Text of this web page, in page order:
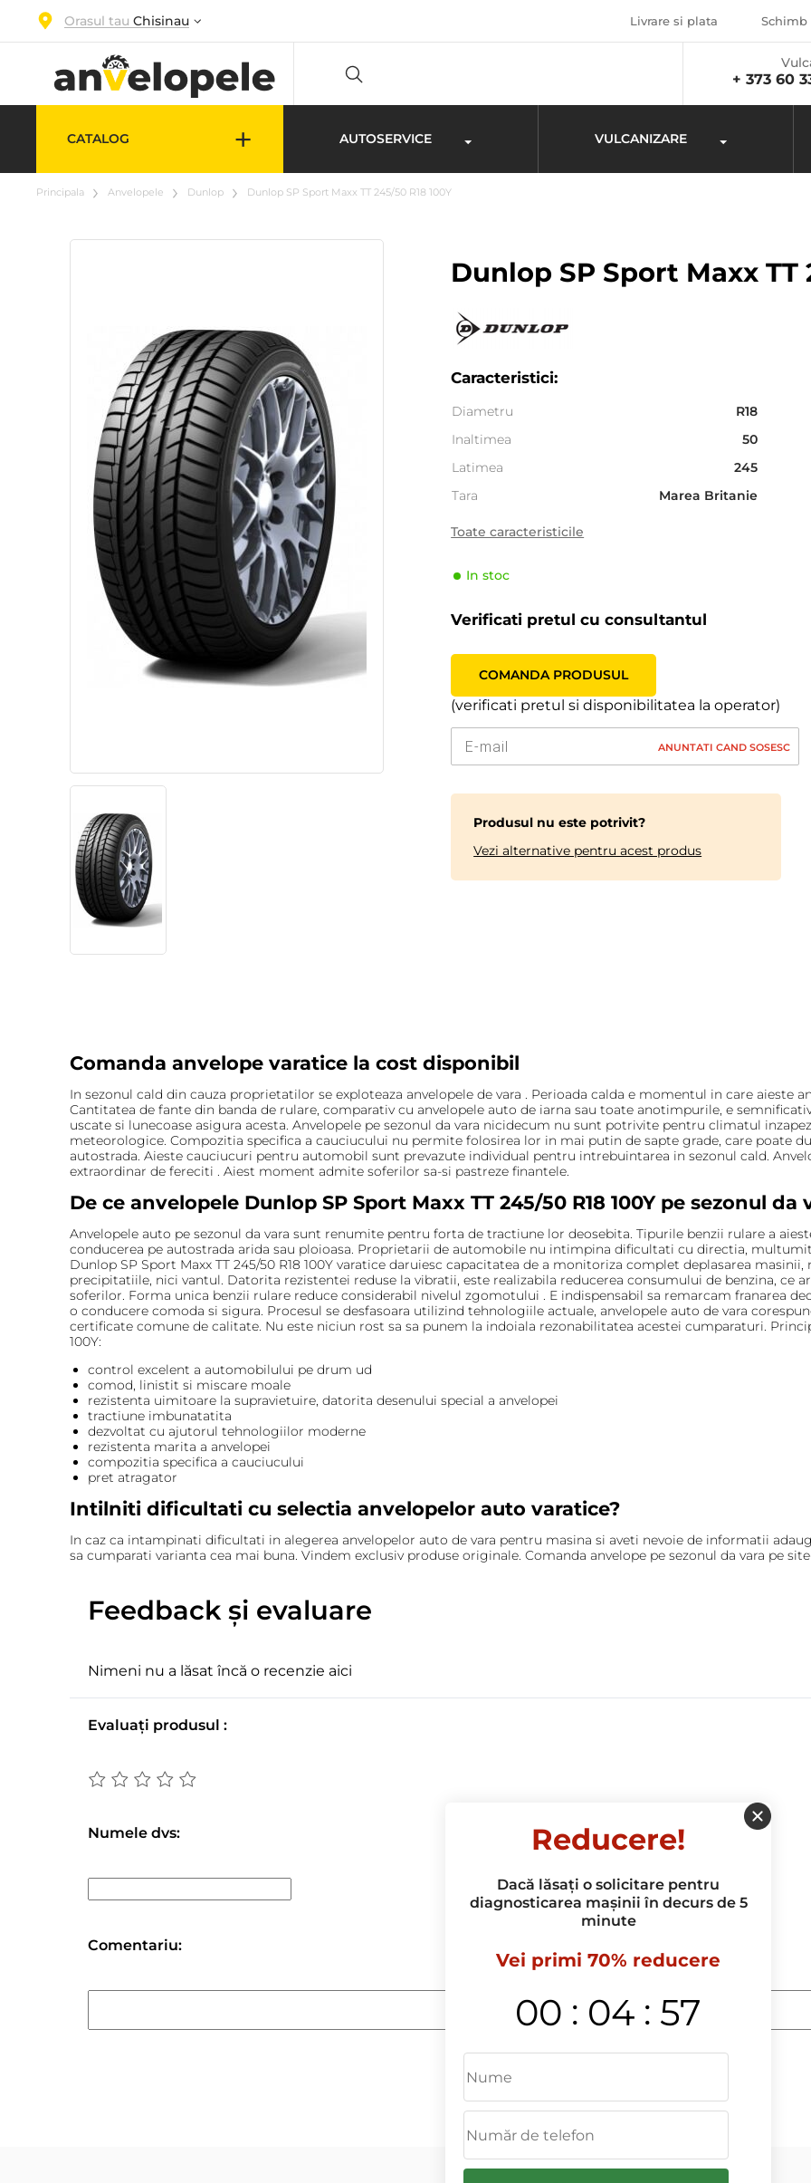
Orasul tau Chisinau Livrare si plata Schimb
+ 373 60
CATALOG + AUTOSERVICE VULCANIZARE
Principala Anvelopele Dunlop Dunlop SP Sport Maxx TT 245/50 R18 100Y
Dunlop SP Sport Maxx TT
Caracteristici:
Diametru
R18
Inaltimea
50
Latimea
245
Tara
Marea Britanie
Sezonalitate
Producator
Toate caracteristicile
In stoc
Verificati pretul cu consultantul
COMANDA PRODUSUL
(verificati pretul si disponibilitatea la operator)
ANUNTATI CAND SOSESC
Produsul nu este potrivit?
Vezi alternative pentru acest produs
Comanda anvelope varatice la cost disponibil
In sezonul cald din cauza proprietatilor se exploteaza anvelopele de vara . Perioada calda e momentul in care aieste
Cantitatea de fante din banda de rulare, comparativ cu anvelopele auto de iarna sau toate anotimpurile, e
uscate si lunecoase asigura acesta. Anvelopele pe sezonul da vara nicidecum nu sunt potrivite pentru climatul
meteorologice. Compozitia specifica a cauciucului nu permite folosirea lor in mai putin de sapte grade, care poate
autostrada. Aieste cauciucuri pentru automobil sunt prevazute individual pentru intrebuintarea in sezonul cald.
extraordinar de fereciti . Aiest moment admite soferilor sa-si pastreze finantele.
De ce anvelopele Dunlop SP Sport Maxx TT 245/50 R18 100Y pe sezonul da
Anvelopele auto pe sezonul da vara sunt renumite pentru forta de tractiune lor deosebita. Tipurile benzii rulare a
conducerea pe autostrada arida sau ploioasa. Proprietarii de automobile nu intimpina dificultati cu directia,
Dunlop SP Sport Maxx TT 245/50 R18 100Y varatice daruiesc capacitatea de a monitoriza complet deplasarea
precipitatiile, nici vantul. Datorita rezistentei reduse la vibratii, este realizabila reducerea consumului de benzina, ce
soferilor. Forma unica benzii rulare reduce considerabil nivelul zgomotului . E indispensabil sa remarcam franarea
o conducere comoda si sigura. Procesul se desfasoara utilizind tehnologiile actuale, anvelopele auto de vara
certificate comune de calitate. Nu este niciun rost sa sa punem la indoiala rezonabilitatea acestei cumparaturi.
100Y:
control excelent a automobilului pe drum ud
comod, linistit si miscare moale
rezistenta uimitoare la supravietuire, datorita desenului special a anvelopei
tractiune imbunatatita
dezvoltat cu ajutorul tehnologiilor moderne
rezistenta marita a anvelopei
compozitia specifica a cauciucului
pret atragator
Intilniti dificultati cu selectia anvelopelor auto varatice?
In caz ca intampinati dificultati in alegerea anvelopelor auto de vara pentru masina si aveti nevoie de informatii
sa cumparati varianta cea mai buna. Vindem exclusiv produse originale. Comanda anvelope pe sezonul da vara pe
Feedback și evaluare
Nimeni nu a lăsat încă o recenzie aici
Evaluați produsul :
Numele dvs:
Comentariu:
Reducere!
Dacă lăsați o solicitare pentru
diagnosticarea mașinii în decurs de 5
minute
Vei primi 70% reducere
00 : 04 : 57